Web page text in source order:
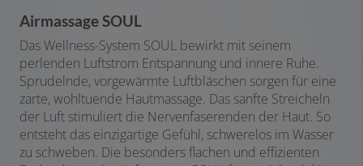
Airmassage SOUL
Das Wellness-System SOUL bewirkt mit seinem
perlenden Luftstrom Entspannung und innere Ruhe.
Sprudelnde, vorgewärmte Luftbläschen sorgen für eine
zarte, wohltuende Hautmassage. Das sanfte Streicheln
der Luft stimuliert die Nervenfaserenden der Haut. So
entsteht das einzigartige Gefühl, schwerelos im Wasser
zu schweben. Die besonders flachen und effizienten